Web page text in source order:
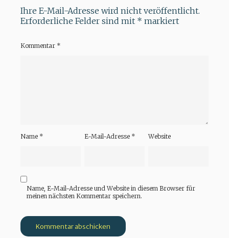
Ihre E-Mail-Adresse wird nicht veröffentlicht.
Erforderliche Felder sind mit * markiert
Kommentar *
Name * E-Mail-Adresse * Website
Name, E-Mail-Adresse und Website in diesem Browser für
meinen nächsten Kommentar speichern.